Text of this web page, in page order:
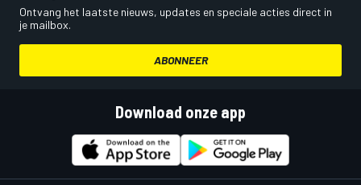
Ontvang het laatste nieuws, updates en speciale acties direct in
je mailbox.
ABONNEER
Download onze app